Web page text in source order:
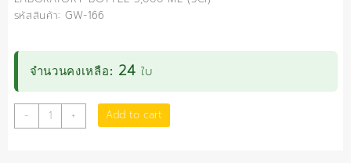
รหัสสินค้า: GW-166
จำนวนคงเหลือ: 24 ใบ
-
ขวด
เก็บ
+ Add to cart